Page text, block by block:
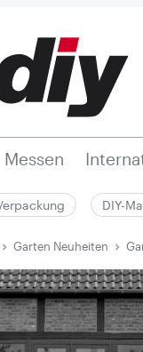
Messen
DIY-
Garten Neuheiten